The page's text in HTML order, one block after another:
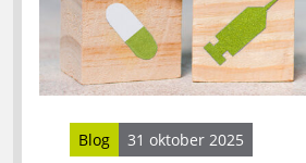
Blog 31 oktober 2025
moet
handelen